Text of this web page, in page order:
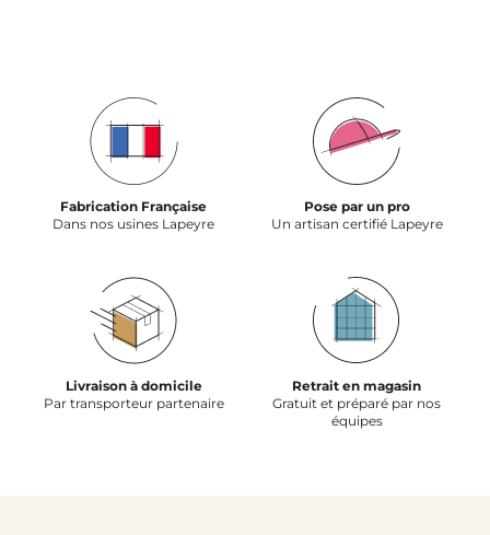
Fabrication Française
Dans nos usines Lapeyre
Pose par un pro
Un artisan certifié Lapeyre
Livraison à domicile
Par transporteur partenaire
Retrait en magasin
Gratuit et préparé par nos
équipes